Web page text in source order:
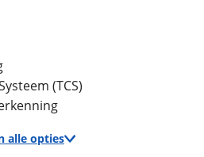
Ja
€ 0,-
(TCS)
alle opties